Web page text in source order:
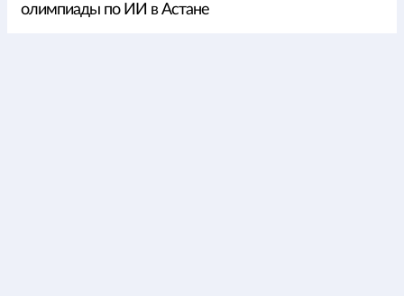
олимпиады по ИИ в Астане